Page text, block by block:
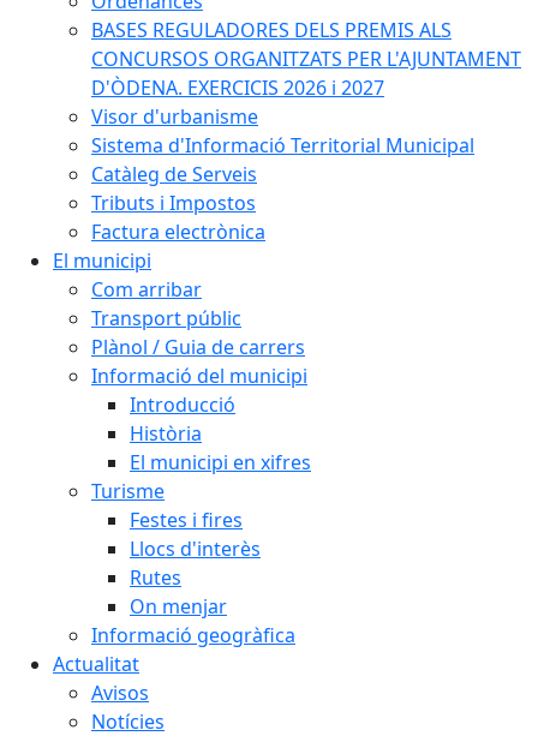
BASES REGULADORES DELS PREMIS ALS
CONCURSOS ORGANITZATS PER L'AJUNTAMENT
D'ÒDENA. EXERCICIS 2026 i 2027
Visor d'urbanisme
Sistema d'Informació Territorial Municipal
Catàleg de Serveis
Tributs i Impostos
Factura electrònica
El municipi
Com arribar
Transport públic
Plànol / Guia de carrers
Informació del municipi
Introducció
Història
El municipi en xifres
Turisme
Festes i fires
Llocs d'interès
Rutes
On menjar
Informació geogràfica
Actualitat
Avisos
Notícies